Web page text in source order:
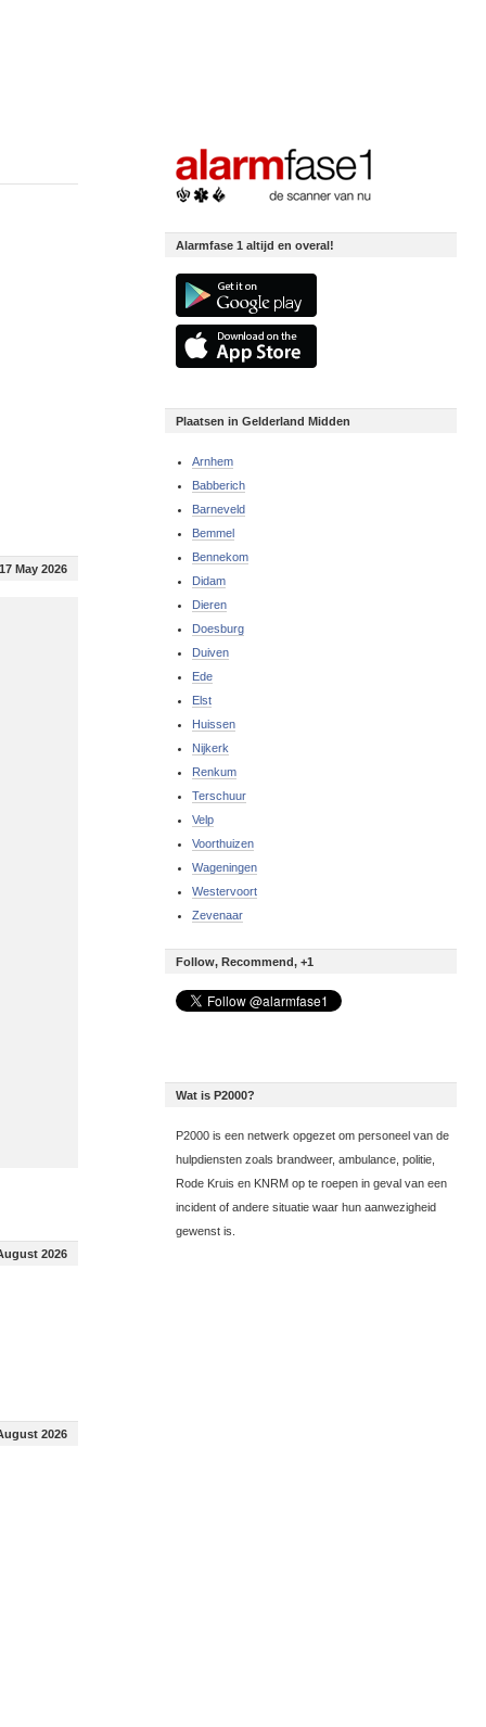
May 2026
2026
2026
Alarmfase 1 altijd en overal!
Plaatsen in Gelderland Midden
Arnhem
Babberich
Barneveld
Bemmel
Bennekom
Didam
Dieren
Doesburg
Duiven
Ede
Elst
Huissen
Nijkerk
Renkum
Terschuur
Velp
Voorthuizen
Wageningen
Westervoort
Zevenaar
Follow, Recommend, +1
Wat is P2000?
P2000 is een netwerk opgezet om personeel van de
hulpdiensten zoals brandweer, ambulance, politie,
Rode Kruis en KNRM op te roepen in geval van een
incident of andere situatie waar hun aanwezigheid
gewenst is.